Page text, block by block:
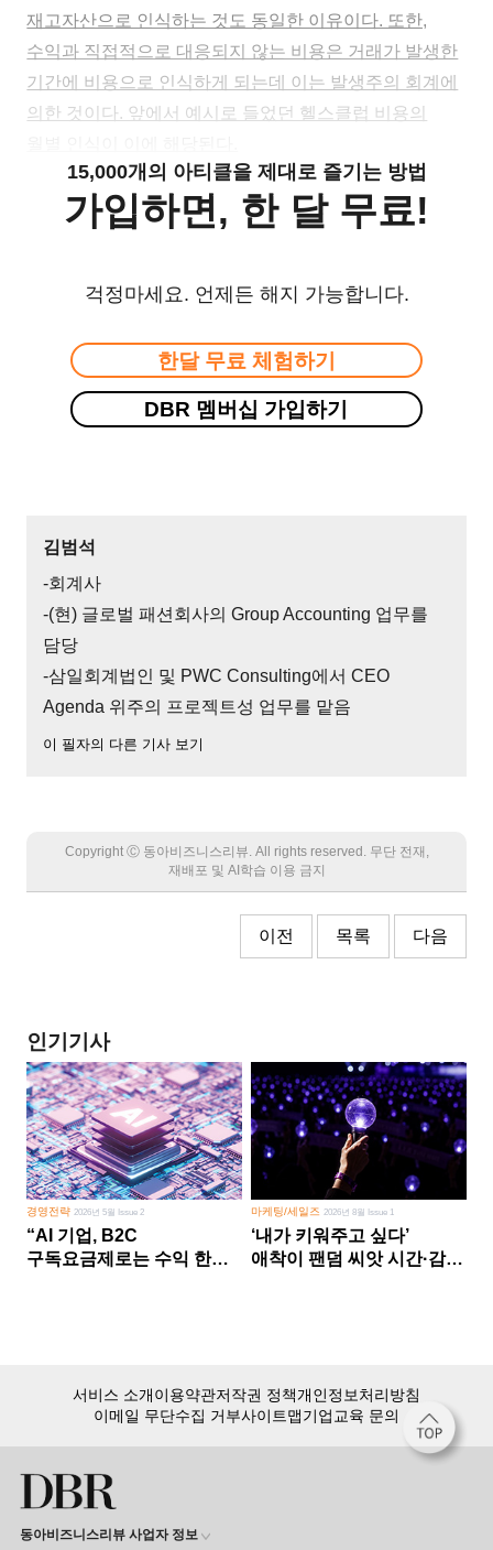
재고자산으로 인식하는 것도 동일한 이유이다. 또한,
수익과 직접적으로 대응되지 않는 비용은 거래가 발생한
기간에 비용으로 인식하게 되는데 이는 발생주의 회계에
의한 것이다. 앞에서 예시로 들었던 헬스클럽 비용의
15,000개의 아티클을 제대로 즐기는 방법
가입하면, 한 달 무료!
걱정마세요. 언제든 해지 가능합니다.
한달 무료 체험하기
DBR 멤버십 가입하기
김범석
-회계사
-(현) 글로벌 패션회사의 Group Accounting 업무를
담당
-삼일회계법인 및 PWC Consulting에서 CEO
Agenda 위주의 프로젝트성 업무를 맡음
이 필자의 다른 기사 보기
Copyright Ⓒ 동아비즈니스리뷰. All rights reserved. 무단 전재,
재배포 및 AI학습 이용 금지
이전 목록 다음
인기기사
경영전략 2026년 5월 Issue 2
“AI 기업, B2C
구독요금제로는 수익 한계
마케팅/세일즈 2026년 8월 Issue 1
‘내가 키워주고 싶다’
애착이 팬덤 씨앗 시간·감정
서비스 소개이용약관저작권 정책개인정보처리방침
이메일 무단수집 거부사이트맵기업교육 문의
동아비즈니스리뷰 사업자 정보